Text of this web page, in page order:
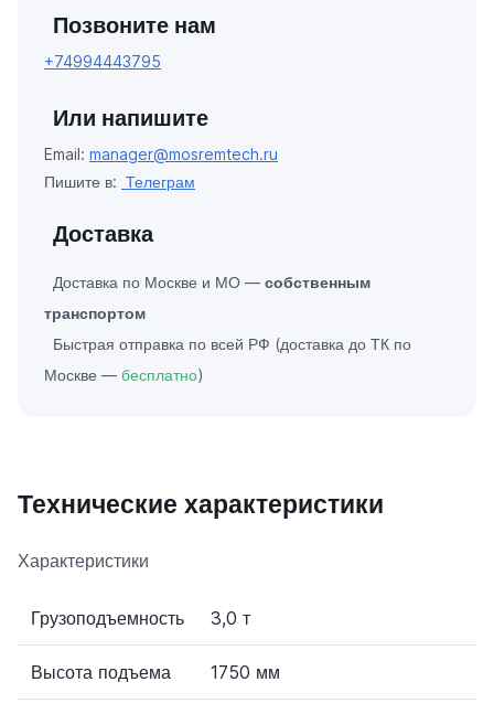
Позвоните нам
+74994443795
Или напишите
Email: manager@mosremtech.ru
Пишите в: Телеграм
Доставка
Доставка по Москве и МО — собственным
транспортом
Быстрая отправка по всей РФ (доставка до ТК по
Москве — бесплатно)
Технические характеристики
Характеристики
Грузоподъемность 3,0 т
Высота подъема 1750 мм